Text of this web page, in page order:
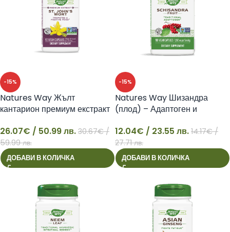
-15%
26
Natures Way Жълт
кантарион премиум екстракт
26.07€ / 50.99 лв. 30.67€/
59.99 лв.
ДОБАВИ В КОЛИЧКА
-15%
12
Natures Way Шизандра
(плод) – Адаптоген и
100 капсули
12.04€ / 23.55 лв. 14.17€/
27.71 лв.
ДОБАВИ В КОЛИЧКА